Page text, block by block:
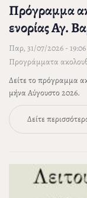
Πρόγραμμα
ενορίας Αγ.
Παρ, 31/07/2026 - 19:06
Προγράμματα
Δείτε το πρόγραμμα
μήνα Αύγουστο 2026.
Δείτε